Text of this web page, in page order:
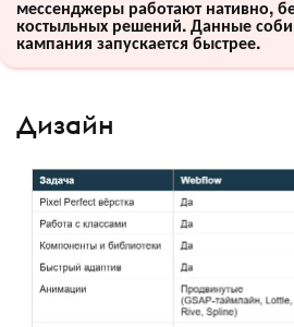
мессенджеры работают нативно,
костыльных решений. Данные
кампания запускается быстрее.
Дизайн